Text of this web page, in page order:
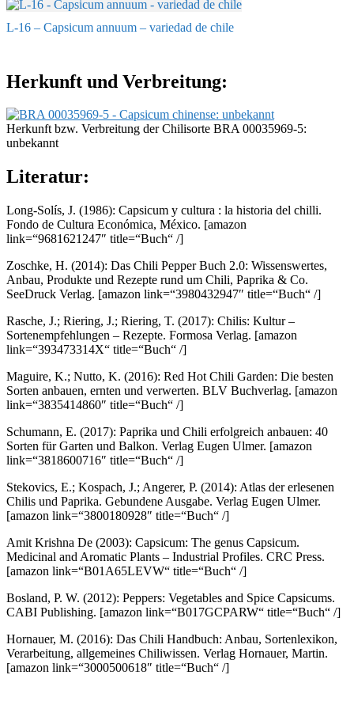
L-16 – Capsicum annuum – variedad de chile
Herkunft und Verbreitung:
Herkunft bzw. Verbreitung der Chilisorte BRA 00035969-5:
unbekannt
Literatur:
Long-Solís, J. (1986): Capsicum y cultura : la historia del chilli.
Fondo de Cultura Económica, México. [amazon
link=“9681621247″ title=“Buch“ /]
Zoschke, H. (2014): Das Chili Pepper Buch 2.0: Wissenswertes,
Anbau, Produkte und Rezepte rund um Chili, Paprika & Co.
SeeDruck Verlag. [amazon link=“3980432947″ title=“Buch“ /]
Rasche, J.; Riering, J.; Riering, T. (2017): Chilis: Kultur –
Sortenempfehlungen – Rezepte. Formosa Verlag. [amazon
link=“393473314X“ title=“Buch“ /]
Maguire, K.; Nutto, K. (2016): Red Hot Chili Garden: Die besten
Sorten anbauen, ernten und verwerten. BLV Buchverlag. [amazon
link=“3835414860″ title=“Buch“ /]
Schumann, E. (2017): Paprika und Chili erfolgreich anbauen: 40
Sorten für Garten und Balkon. Verlag Eugen Ulmer. [amazon
link=“3818600716″ title=“Buch“ /]
Stekovics, E.; Kospach, J.; Angerer, P. (2014): Atlas der erlesenen
Chilis und Paprika. Gebundene Ausgabe. Verlag Eugen Ulmer.
[amazon link=“3800180928″ title=“Buch“ /]
Amit Krishna De (2003): Capsicum: The genus Capsicum.
Medicinal and Aromatic Plants – Industrial Profiles. CRC Press.
[amazon link=“B01A65LEVW“ title=“Buch“ /]
Bosland, P. W. (2012): Peppers: Vegetables and Spice Capsicums.
CABI Publishing. [amazon link=“B017GCPARW“ title=“Buch“ /]
Hornauer, M. (2016): Das Chili Handbuch: Anbau, Sortenlexikon,
Verarbeitung, allgemeines Chiliwissen. Verlag Hornauer, Martin.
[amazon link=“3000500618″ title=“Buch“ /]